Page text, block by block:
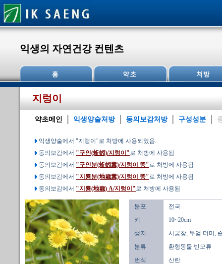
익생의 자연건강 컨텐츠
지렁이
약초메인 익생양술처방 동의보감처방 구성성분
익생양술에서 "지렁이"로 처방에 사용되었음.
동의보감에서 "구인(蚯蚓)/지렁이"로 처방에 사용됨
동의보감에서 "구인분(蚯蚓糞)/지렁이 똥"로 처방에 사용됨
동의보감에서 "지룡분(地龍糞)/지렁이 똥"로 처방에 사용됨
동의보감에서 "지룡(地龍) A/지렁이"로 처방에 사용됨
분포
전국
키
10~20cm
생지
시궁창, 두엄 더미,
분류
환형동물 빈모류
번식
산란